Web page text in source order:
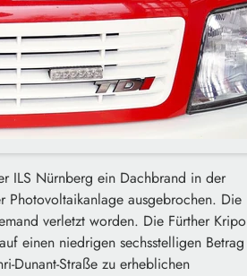
ILS Nürnberg ein Dachbrand in der
Photovoltaikanlage ausgebrochen. Die
verletzt worden. Die Fürther Kripo
einen niedrigen sechsstelligen Betrag
Dunant-Straße zu erheblichen